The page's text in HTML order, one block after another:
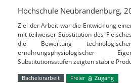
Hochschule Neubrandenburg,
Ziel der Arbeit war die Entwicklung
mit teilweiser Substitution des
die Bewertung
ernährungsphysiologischer
Substitutionsstufen zeigten stabile
Bachelorarbeit Freier Zugang